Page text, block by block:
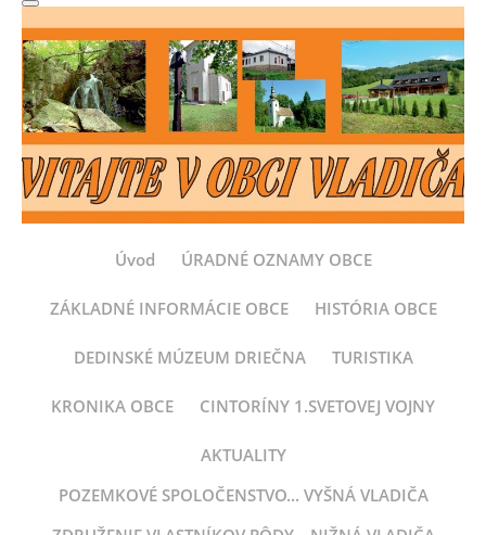
Úvod ÚRADNÉ OZNAMY OBCE
ZÁKLADNÉ INFORMÁCIE OBCE HISTÓRIA OBCE
DEDINSKÉ MÚZEUM DRIEČNA TURISTIKA
KRONIKA OBCE CINTORÍNY 1.SVETOVEJ VOJNY
AKTUALITY
POZEMKOVÉ SPOLOČENSTVO... VYŠNÁ VLADIČA